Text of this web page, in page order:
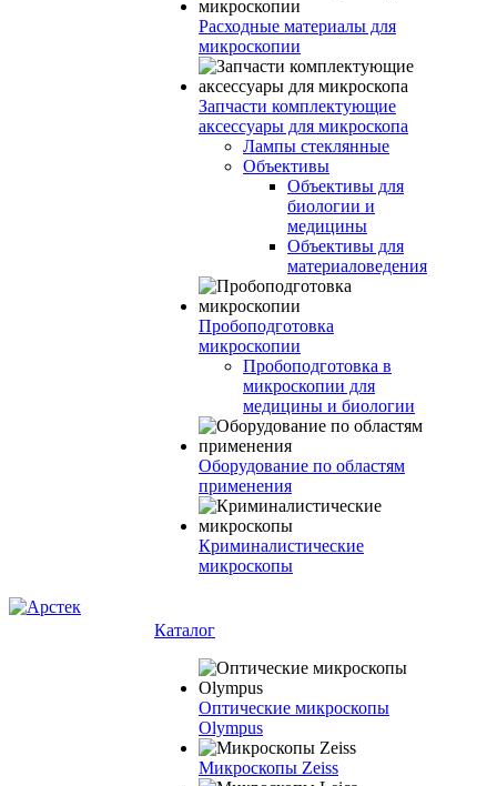
Расходные материалы для
микроскопии
Запчасти комплектующие
аксессуары для микроскопа
Лампы стеклянные
Объективы
Объективы для
биологии и
медицины
Объективы для
материаловедения
Пробоподготовка
микроскопии
Пробоподготовка в
микроскопии для
медицины и биологии
Оборудование по областям
применения
Криминалистические
микроскопы
Каталог
Оптические микроскопы
Olympus
Микроскопы Zeiss